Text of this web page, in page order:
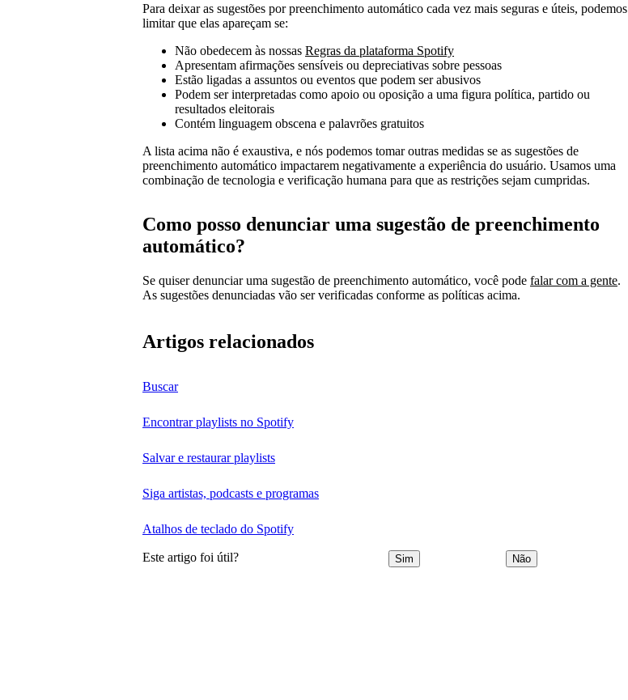
Para deixar as sugestões por preenchimento automático cada vez mais seguras e úteis, podemos
limitar que elas apareçam se:
Não obedecem às nossas Regras da plataforma Spotify
Apresentam afirmações sensíveis ou depreciativas sobre pessoas
Estão ligadas a assuntos ou eventos que podem ser abusivos
Podem ser interpretadas como apoio ou oposição a uma figura política, partido ou
resultados eleitorais
Contém linguagem obscena e palavrões gratuitos
A lista acima não é exaustiva, e nós podemos tomar outras medidas se as sugestões de
preenchimento automático impactarem negativamente a experiência do usuário. Usamos uma
combinação de tecnologia e verificação humana para que as restrições sejam cumpridas.
Como posso denunciar uma sugestão de preenchimento
automático?
Se quiser denunciar uma sugestão de preenchimento automático, você pode falar com a gente.
As sugestões denunciadas vão ser verificadas conforme as políticas acima.
Artigos relacionados
Buscar
Encontrar playlists no Spotify
Salvar e restaurar playlists
Siga artistas, podcasts e programas
Atalhos de teclado do Spotify
Este artigo foi útil? Sim Não